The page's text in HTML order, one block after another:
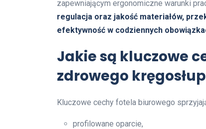
zapewniającym ergonomiczne warunki
regulacja oraz jakość materiałów,
efektywność w codziennych
Jakie są kluczowe
zdrowego
Kluczowe cechy fotela biurowego
profilowane oparcie,